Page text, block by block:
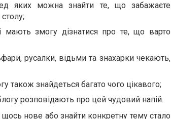
яких можна знайти те, що забажаєте
мають змогу дізнатися про те, що варто
русалки, відьми та знахарки чекають,
також знайдеться багато чого цікавого;
розповідають про цей чудовий напій.
нове або знайти конкретну тему стало